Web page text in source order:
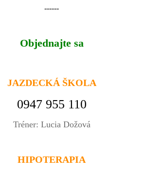
------
Objednajte sa
JAZDECKÁ ŠKOLA
0947 955 110
Tréner: Lucia Dožová
HIPOTERAPIA